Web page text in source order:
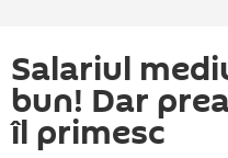
Salariul
bun! Dar
îl primesc